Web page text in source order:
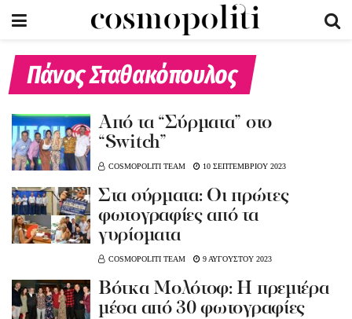
Πάνος Σταθακόπουλος
Aπό τα “Σύρματα” στο
“Switch”
COSMOPOLITI TEAM 10 ΣΕΠΤΕΜΒΡΙΟΥ 2023
Στα σύρματα: Oι πρώτες
φωτογραφίες από τα
γυρίσματα
COSMOPOLITI TEAM 9 ΑΥΓΟΥΣΤΟΥ 2023
Bότκα Μολότοφ: Η πρεμιέρα
μέσα από 30 φωτογραφίες